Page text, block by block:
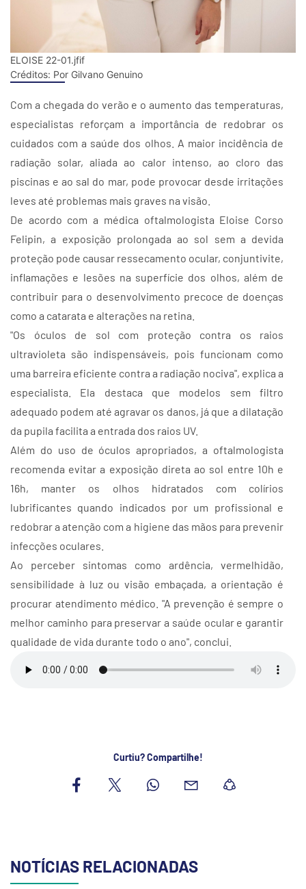
ELOISE 22-01.jfif
Créditos: Por Gilvano Genuino
Com a chegada do verão e o aumento das temperaturas,
especialistas reforçam a importância de redobrar os
cuidados com a saúde dos olhos. A maior incidência de
radiação solar, aliada ao calor intenso, ao cloro das
piscinas e ao sal do mar, pode provocar desde irritações
leves até problemas mais graves na visão.
De acordo com a médica oftalmologista Eloise Corso
Felipin, a exposição prolongada ao sol sem a devida
proteção pode causar ressecamento ocular, conjuntivite,
inflamações e lesões na superfície dos olhos, além de
contribuir para o desenvolvimento precoce de doenças
como a catarata e alterações na retina.
"Os óculos de sol com proteção contra os raios
ultravioleta são indispensáveis, pois funcionam como
uma barreira eficiente contra a radiação nociva", explica a
especialista. Ela destaca que modelos sem filtro
adequado podem até agravar os danos, já que a dilatação
da pupila facilita a entrada dos raios UV.
Além do uso de óculos apropriados, a oftalmologista
recomenda evitar a exposição direta ao sol entre 10h e
16h, manter os olhos hidratados com colírios
lubrificantes quando indicados por um profissional e
redobrar a atenção com a higiene das mãos para prevenir
infecções oculares.
Ao perceber sintomas como ardência, vermelhidão,
sensibilidade à luz ou visão embaçada, a orientação é
procurar atendimento médico. "A prevenção é sempre o
melhor caminho para preservar a saúde ocular e garantir
qualidade de vida durante todo o ano", conclui.
Curtiu? Compartilhe!
NOTÍCIAS RELACIONADAS